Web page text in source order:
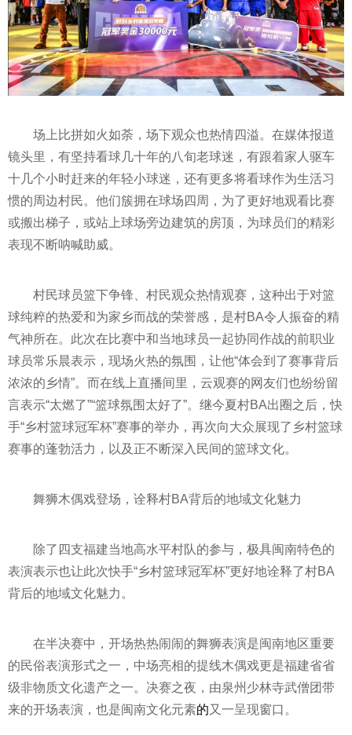
场上比拼如火如荼，场下观众也热情四溢。在媒体报道
镜头里，有坚持看球几十年的八旬老球迷，有跟着家人驱车
十几个小时赶来的年轻小球迷，还有更多将看球作为生活习
惯的周边村民。他们簇拥在球场四周，为了更好地观看比赛
或搬出梯子，或站上球场旁边建筑的房顶，为球员们的精彩
表现不断呐喊助威。
村民球员篮下争锋、村民观众热情观赛，这种出于对篮
球纯粹的热爱和为家乡而战的荣誉感，是村BA令人振奋的精
气神所在。此次在比赛中和当地球员一起协同作战的前职业
球员常乐晨表示，现场火热的氛围，让他“体会到了赛事背后
浓浓的乡情”。而在线上直播间里，云观赛的网友们也纷纷留
言表示“太燃了”“篮球氛围太好了”。继今夏村BA出圈之后，快
手“乡村篮球冠军杯”赛事的举办，再次向大众展现了乡村篮球
赛事的蓬勃活力，以及正不断深入民间的篮球文化。
舞狮木偶戏登场，诠释村BA背后的地域文化魅力
除了四支福建当地高水平村队的参与，极具闽南特色的
表演表示也让此次快手“乡村篮球冠军杯”更好地诠释了村BA
背后的地域文化魅力。
在半决赛中，开场热热闹闹的舞狮表演是闽南地区重要
的民俗表演形式之一，中场亮相的提线木偶戏更是福建省省
级非物质文化遗产之一。决赛之夜，由泉州少林寺武僧团带
来的开场表演，也是闽南文化元素的又一呈现窗口。